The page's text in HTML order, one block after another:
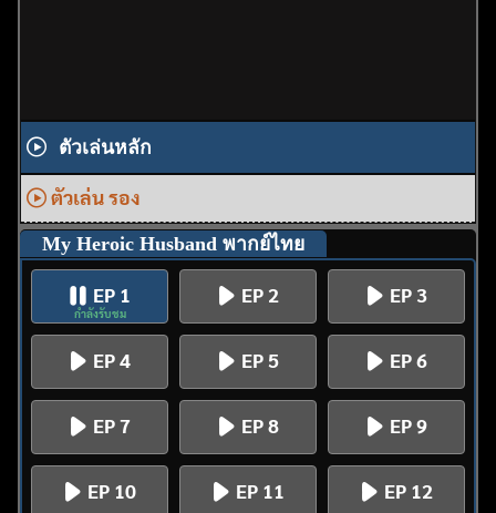
ตัวเล่นหลัก
ตัวเล่น รอง
My Heroic Husband พากย์ไทย
EP 1
กำลังรับชม
EP 2 EP 3
EP 4 EP 5 EP 6
EP 7 EP 8 EP 9
EP 10 EP 11 EP 12